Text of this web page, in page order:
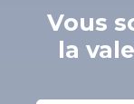
Vous
la